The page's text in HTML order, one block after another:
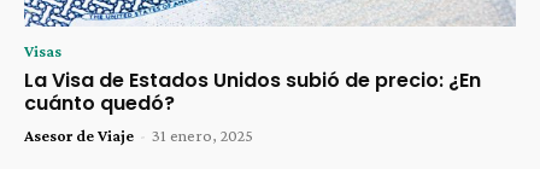
Visas
La Visa de Estados Unidos subió de precio: ¿En
cuánto quedó?
Asesor de Viaje - 31 enero, 2025